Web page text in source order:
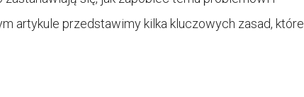
artykule przedstawimy kilka kluczowych zasad, które